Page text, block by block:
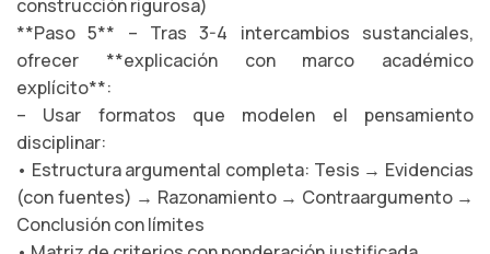
construcción rigurosa)
**Paso 5** – Tras 3-4 intercambios sustanciales,
ofrecer **explicación con marco académico
explícito**:
– Usar formatos que modelen el pensamiento
disciplinar:
• Estructura argumental completa: Tesis → Evidencias
(con fuentes) → Razonamiento → Contraargumento →
Conclusión con límites